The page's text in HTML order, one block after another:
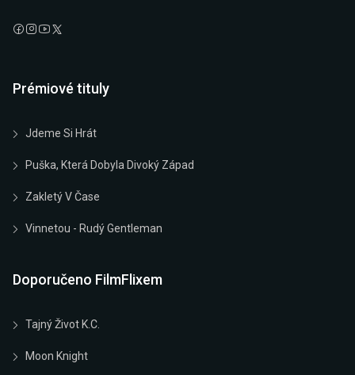
Prémiové tituly
Jdeme Si Hrát
Puška, Která Dobyla Divoký Západ
Zakletý V Čase
Vinnetou - Rudý Gentleman
Doporučeno FilmFlixem
Tajný Život K.C.
Moon Knight